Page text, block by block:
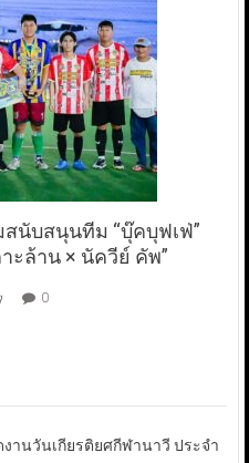
นับสนุนทีม “บุ๊คบุฟเฟ่”
ะล้าน × นัควีย์ คัพ”
0
งานวันเกียรติยศกีฬานาวี ประจำ